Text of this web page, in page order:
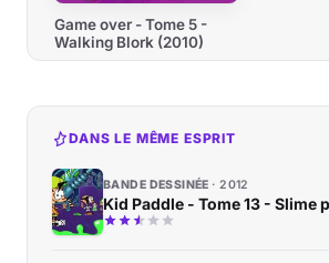
Game over - Tome 5 -
Walking Blork (2010)
DANS LE MÊME ESPRIT
BANDE DESSINÉE 2012
Kid Paddle - Tome 13 - Slime